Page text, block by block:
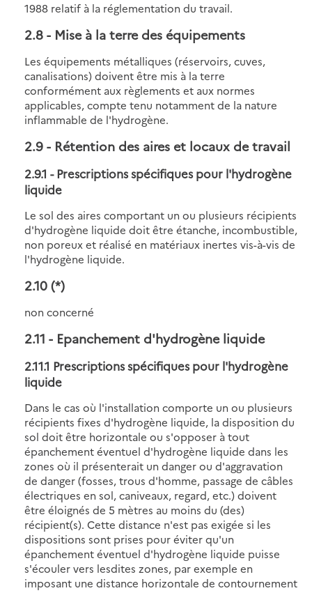
1988 relatif à la réglementation du travail.
2.8 - Mise à la terre des équipements
Les équipements métalliques (réservoirs, cuves,
canalisations) doivent être mis à la terre
conformément aux règlements et aux normes
applicables, compte tenu notamment de la nature
inflammable de l'hydrogène.
2.9 - Rétention des aires et locaux de travail
2.9.1 - Prescriptions spécifiques pour l'hydrogène
liquide
Le sol des aires comportant un ou plusieurs récipients
d'hydrogène liquide doit être étanche, incombustible,
non poreux et réalisé en matériaux inertes vis-à-vis de
l'hydrogène liquide.
2.10 (*)
non concerné
2.11 - Epanchement d'hydrogène liquide
2.11.1 Prescriptions spécifiques pour l'hydrogène
liquide
Dans le cas où l'installation comporte un ou plusieurs
récipients fixes d'hydrogène liquide, la disposition du
sol doit être horizontale ou s'opposer à tout
épanchement éventuel d'hydrogène liquide dans les
zones où il présenterait un danger ou d'aggravation
de danger (fosses, trous d'homme, passage de câbles
électriques en sol, caniveaux, regard, etc.) doivent
être éloignés de 5 mètres au moins du (des)
récipient(s). Cette distance n'est pas exigée si les
dispositions sont prises pour éviter qu'un
épanchement éventuel d'hydrogène liquide puisse
s'écouler vers lesdites zones, par exemple en
imposant une distance horizontale de contournement